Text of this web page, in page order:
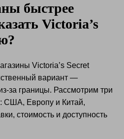
быстрее
Victoria’s
Victoria’s Secret
вариант —
за границы. Рассмотрим три
США, Европу и Китай,
стоимость и доступность